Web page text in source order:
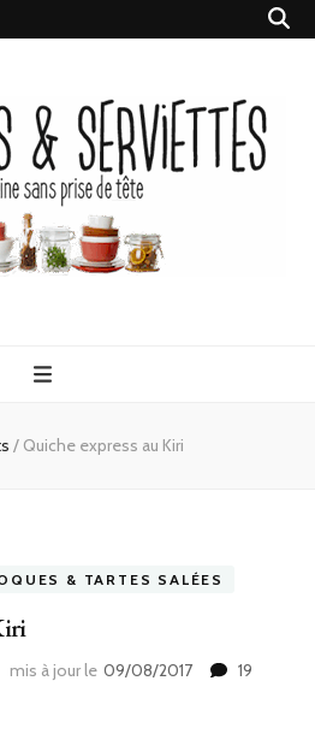
/ Quiche express au Kiri
& TARTES SALÉES
mis à jour le 09/08/2017
19